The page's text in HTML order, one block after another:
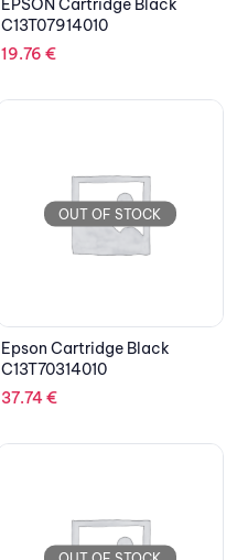
EPSON Cartridge Black
C13T07914010
19.76 €
OUT OF STOCK
Epson Cartridge Black
C13T70314010
37.74€